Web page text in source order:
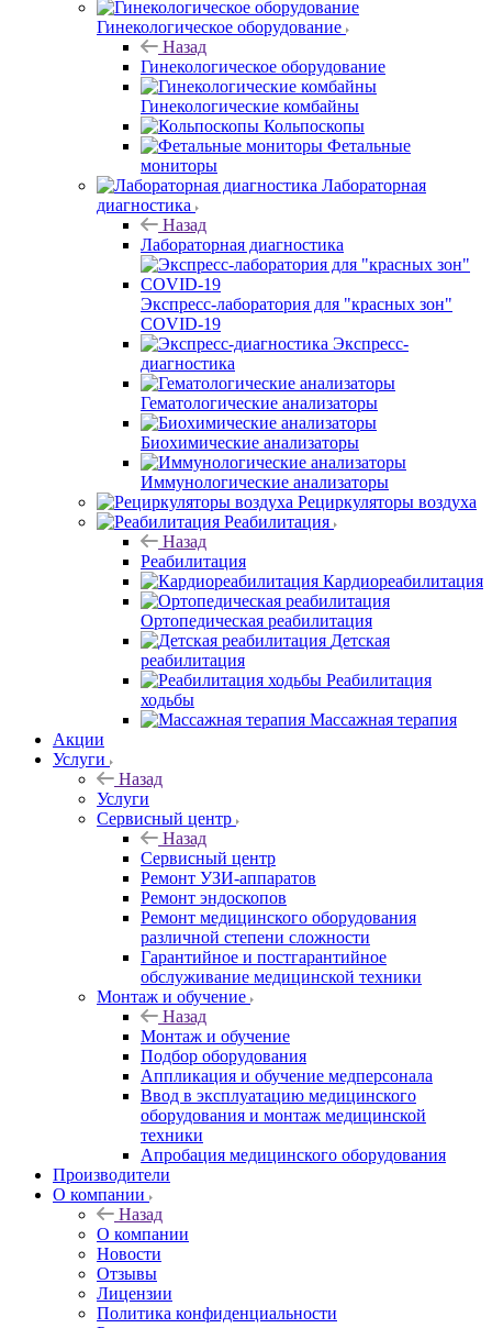
Гинекологическое оборудование
Назад
Гинекологическое оборудование
Гинекологические комбайны
Кольпоскопы
Фетальные
мониторы
Лабораторная
диагностика
Назад
Лабораторная диагностика
Экспресс-лаборатория для "красных зон"
COVID-19
Экспресс-
диагностика
Гематологические анализаторы
Биохимические анализаторы
Иммунологические анализаторы
Рециркуляторы воздуха
Реабилитация
Назад
Реабилитация
Кардиореабилитация
Ортопедическая реабилитация
Детская
реабилитация
Реабилитация
ходьбы
Массажная терапия
Акции
Услуги
Назад
Услуги
Сервисный центр
Назад
Сервисный центр
Ремонт УЗИ-аппаратов
Ремонт эндоскопов
Ремонт медицинского оборудования
различной степени сложности
Гарантийное и постгарантийное
обслуживание медицинской техники
Монтаж и обучение
Назад
Монтаж и обучение
Подбор оборудования
Аппликация и обучение медперсонала
Ввод в эксплуатацию медицинского
оборудования и монтаж медицинской
техники
Апробация медицинского оборудования
Производители
О компании
Назад
О компании
Новости
Отзывы
Лицензии
Политика конфиденциальности